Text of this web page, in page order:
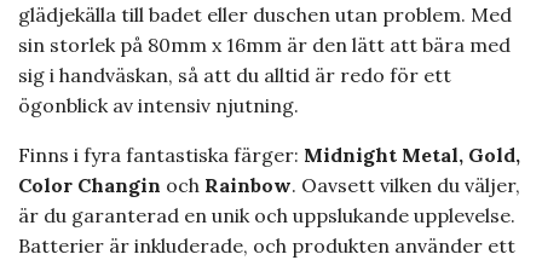
glädjekälla till badet eller duschen utan problem. Med
sin storlek på 80mm x 16mm är den lätt att bära med
sig i handväskan, så att du alltid är redo för ett
ögonblick av intensiv njutning.
Finns i fyra fantastiska färger: Midnight Metal, Gold,
Color Changin och Rainbow. Oavsett vilken du väljer,
är du garanterad en unik och uppslukande upplevelse.
Batterier är inkluderade, och produkten använder ett